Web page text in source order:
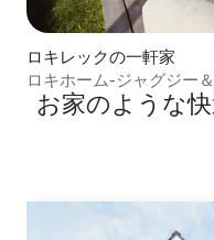
ロキレックの一軒家
ロキホーム-ジャグジー
お家のような